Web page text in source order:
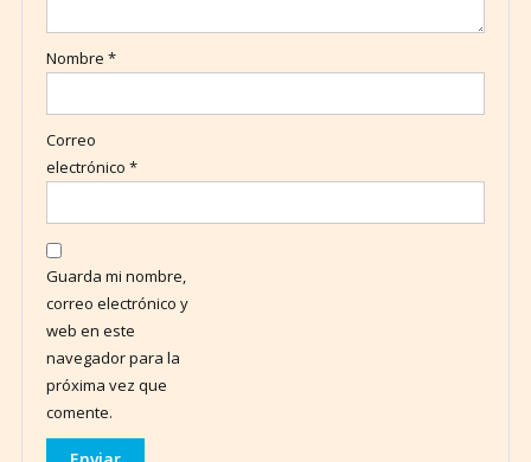
Nombre *
Correo
electrónico *
Guarda mi nombre,
correo electrónico y
web en este
navegador para la
próxima vez que
comente.